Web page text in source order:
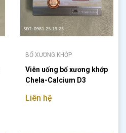
BỔ XƯƠNG KHỚP
Viên uống bổ xương khớp
Chela-Calcium D3
Liên hệ